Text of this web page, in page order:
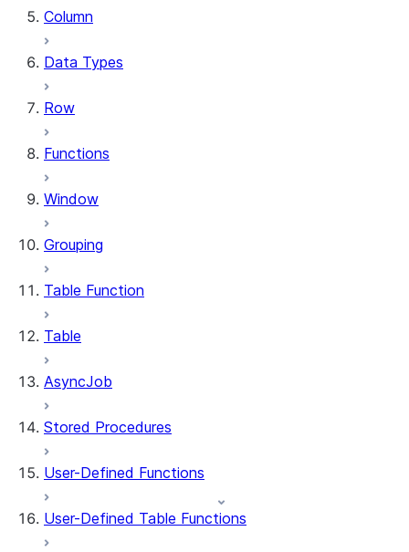
Column
Data Types
Row
Functions
Window
Grouping
Table Function
Table
AsyncJob
Stored Procedures
User-Defined Functions
User-Defined Table Functions